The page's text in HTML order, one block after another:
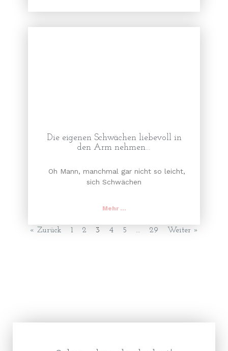
Die eigenen Schwächen liebevoll in
den Arm nehmen…
Oh Mann, manchmal gar nicht so leicht,
sich Schwächen
Mehr ...
« Zurück 1 2 3 4 5 … 29 Weiter »